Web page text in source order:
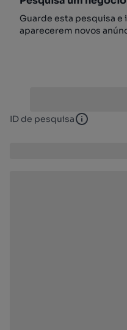
Guarde esta pesquisa
aparecerem novos
ID de pesquisa ID de